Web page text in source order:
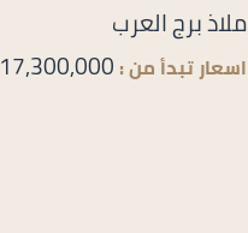
ملاذ برج العرب
اسعار تبدأ من : 17,300,000 جنية